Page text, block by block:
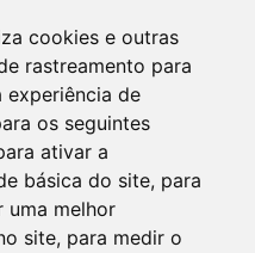
cookies e outras
rastreamento para
experiência de
os seguintes
ativar a
básica do site, para
uma melhor
site, para medir o
Pinterest
Email
região
/ Halloween para ...